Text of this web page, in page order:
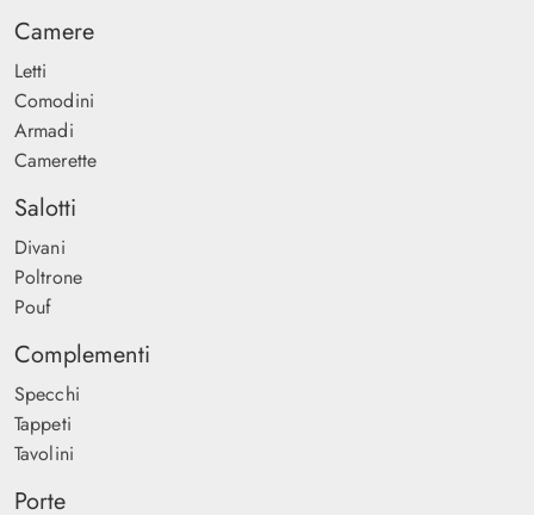
Camere
Letti
Comodini
Armadi
Camerette
Salotti
Divani
Poltrone
Pouf
Complementi
Specchi
Tappeti
Tavolini
Porte